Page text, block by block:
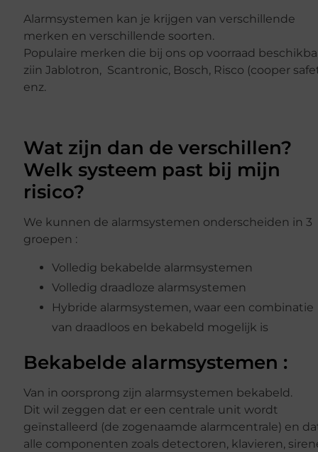
Alarmsystemen kan je krijgen van verschillende
merken en verschillende soorten.
Populaire merken die bij ons op voorraad
ziin Jablotron, Scantronic, Bosch, Risco (cooper
enz.
Wat zijn dan de verschillen?
Welk systeem past bij mijn
risico?
We kunnen de alarmsystemen onderscheiden in 3
groepen :
Volledig bekabelde alarmsystemen
Volledig draadloze alarmsystemen
Hybride alarmsystemen, waar een combinatie
van draadloos en bekabeld mogelijk is
Bekabelde alarmsystemen :
Van in oorsprong zijn alarmsystemen bekabeld.
Dit wil zeggen dat er een centrale unit wordt
geïnstalleerd (de zogenaamde alarmcentrale) en
alle componenten zoals detectoren, klavieren,